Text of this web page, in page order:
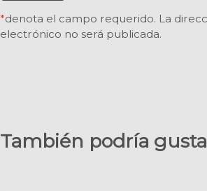
*denota el campo requerido. La
electrónico no será publicada.
También podría